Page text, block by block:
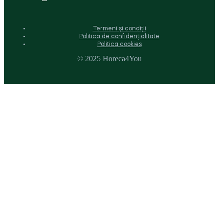
Termeni și condiții
Politica de confidențialitate
Politica cookies
© 2025 Horeca4You